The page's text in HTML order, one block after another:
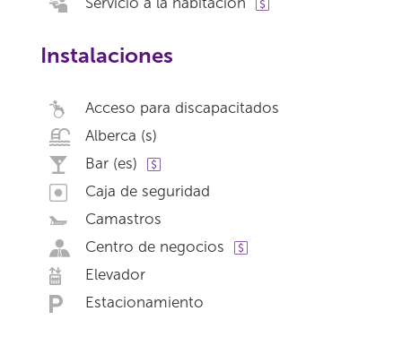
Instalaciones
Acceso para discapacitados
Alberca (s)
Bar (es)
Caja de seguridad
Camastros
Centro de negocios
Elevador
Estacionamiento